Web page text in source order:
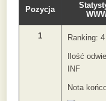
Pozycja
1 Ranking:
Ilość
INF
Nota